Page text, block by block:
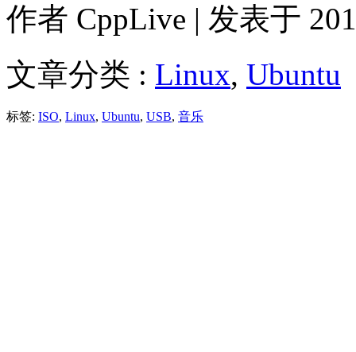
作者 CppLive | 发表于
文章分类 : Linux, Ubuntu
标签: ISO, Linux, Ubuntu, USB, 音乐